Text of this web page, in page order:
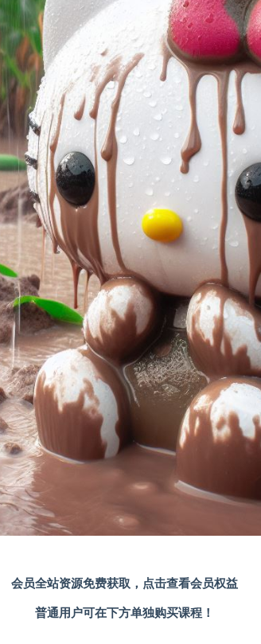
会员全站资源免费获取， 点击查看会员权益
普通用户可在下方单独购买课程！